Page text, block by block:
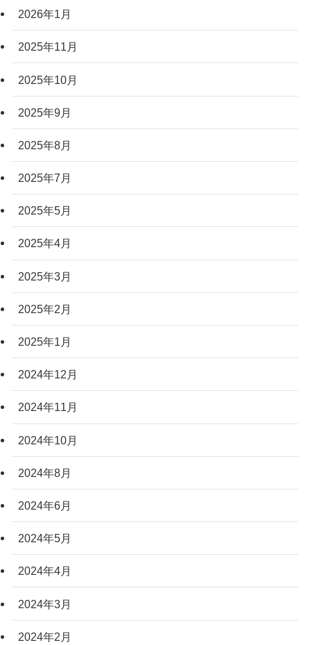
2026年1月
2025年11月
2025年10月
2025年9月
2025年8月
2025年7月
2025年5月
2025年4月
2025年3月
2025年2月
2025年1月
2024年12月
2024年11月
2024年10月
2024年8月
2024年6月
2024年5月
2024年4月
2024年3月
2024年2月